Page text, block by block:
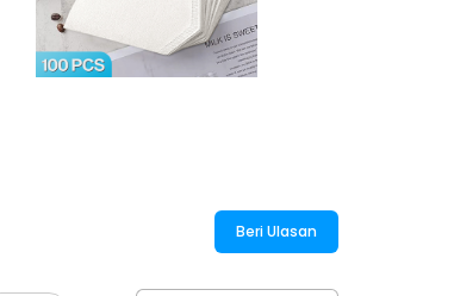
kimia berbahaya saat terkena air panas,
taste). Dengan begitu integritas dan
Beri Ulasan